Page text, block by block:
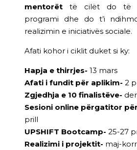
mentorët të cilët do të
programi dhe do t’i
realizimin e iniciativës sociale.
Afati kohor i ciklit duket si ky:
Hapja e thirrjes- 13 mars
Afati i fundit për aplikim- 2
Zgjedhja e 10 finalistëve-
Sesioni online përgatitor
prill
UPSHIFT Bootcamp- 25-27
Realizimi i projektit- maj-